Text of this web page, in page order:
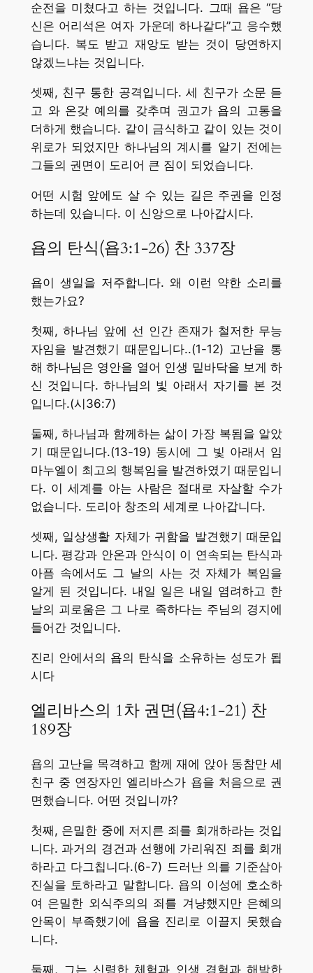
순전을 미쳤다고 하는 것입니다. 그때 욥은 “당
신은 어리석은 여자 가운데 하나같다”고 응수했
습니다. 복도 받고 재앙도 받는 것이 당연하지
않겠느냐는 것입니다.
셋째, 친구 통한 공격입니다. 세 친구가 소문 듣
고 와 온갖 예의를 갖추며 권고가 욥의 고통을
더하게 했습니다. 같이 금식하고 같이 있는 것이
위로가 되었지만 하나님의 계시를 알기 전에는
그들의 권면이 도리어 큰 짐이 되었습니다.
어떤 시험 앞에도 살 수 있는 길은 주권을 인정
하는데 있습니다. 이 신앙으로 나아갑시다.
욥의 탄식(욥3:1-26) 찬 337장
욥이 생일을 저주합니다. 왜 이런 약한 소리를
했는가요?
첫째, 하나님 앞에 선 인간 존재가 철저한 무능
자임을 발견했기 때문입니다..(1-12) 고난을 통
해 하나님은 영안을 열어 인생 밑바닥을 보게 하
신 것입니다. 하나님의 빛 아래서 자기를 본 것
입니다.(시36:7)
둘째, 하나님과 함께하는 삶이 가장 복됨을 알았
기 때문입니다.(13-19) 동시에 그 빛 아래서 임
마누엘이 최고의 행복임을 발견하였기 때문입니
다. 이 세계를 아는 사람은 절대로 자살할 수가
없습니다. 도리아 창조의 세계로 나아갑니다.
셋째, 일상생활 자체가 귀함을 발견했기 때문입
니다. 평강과 안온과 안식이 이 연속되는 탄식과
아픔 속에서도 그 날의 사는 것 자체가 복임을
알게 된 것입니다. 내일 일은 내일 염려하고 한
날의 괴로움은 그 나로 족하다는 주님의 경지에
들어간 것입니다.
진리 안에서의 욥의 탄식을 소유하는 성도가 됩
시다
엘리바스의 1차 권면(욥4:1-21) 찬
189장
욥의 고난을 목격하고 함께 재에 앉아 동참만 세
친구 중 연장자인 엘리바스가 욥을 처음으로 권
면했습니다. 어떤 것입니까?
첫째, 은밀한 중에 저지른 죄를 회개하라는 것입
니다. 과거의 경건과 선행에 가리워진 죄를 회개
하라고 다그칩니다.(6-7) 드러난 의를 기준삼아
진실을 토하라고 말합니다. 욥의 이성에 호소하
여 은밀한 외식주의의 죄를 겨냥했지만 은혜의
안목이 부족했기에 욥을 진리로 이끌지 못했습
니다.
둘째, 그는 신령한 체험과 인생 경험과 해박한